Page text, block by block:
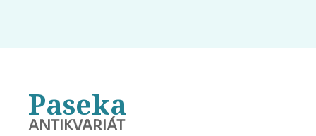
Paseka
ANTIKVARIÁT